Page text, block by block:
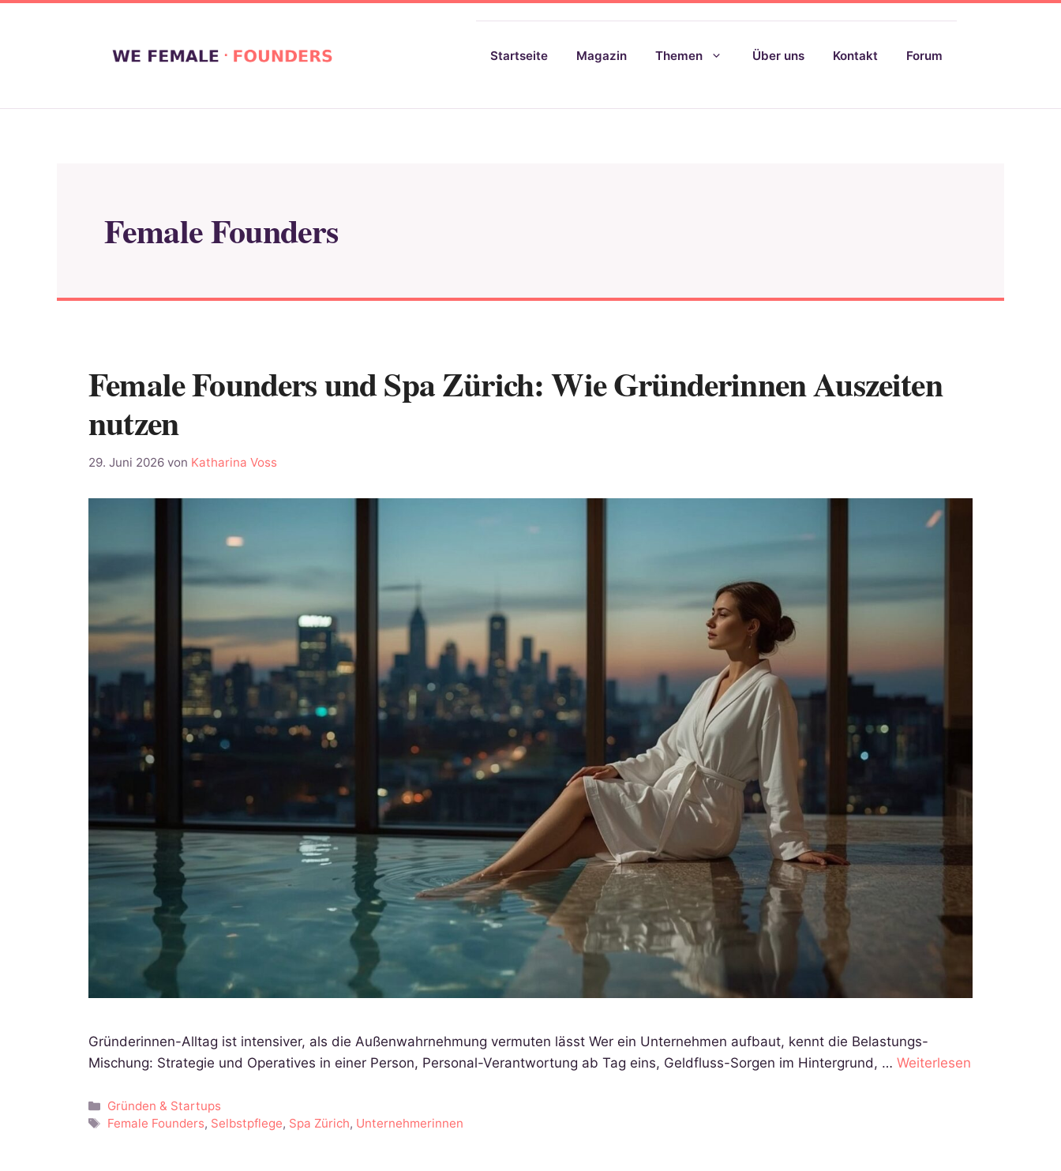
Startseite Magazin Themen Über uns Kontakt Forum
Female Founders
Female Founders und Spa Zürich: Wie Gründerinnen Auszeiten
nutzen
29. Juni 2026 von Katharina Voss
Gründerinnen-Alltag ist intensiver, als die Außenwahrnehmung vermuten lässt Wer ein Unternehmen aufbaut, kennt die Belastungs-
Mischung: Strategie und Operatives in einer Person, Personal-Verantwortung ab Tag eins, Geldfluss-Sorgen im Hintergrund, … Weiterlesen
Kategorien
Gründen & Startups
Schlagwörter
Female Founders, Selbstpflege, Spa Zürich, Unternehmerinnen